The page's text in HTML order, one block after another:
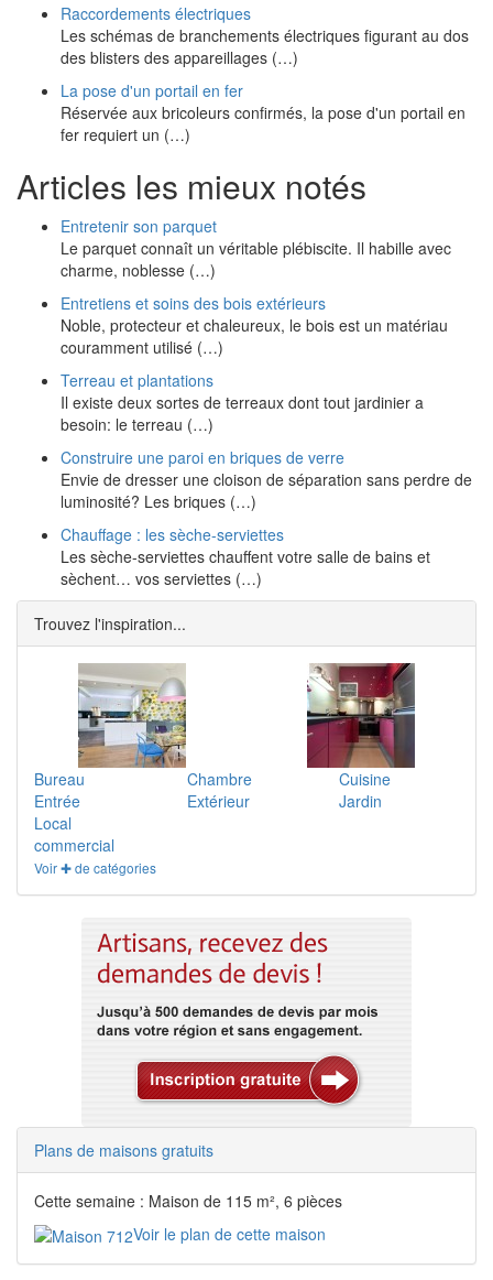
Raccordements électriques
Les schémas de branchements électriques figurant au dos
des blisters des appareillages (…)
La pose d'un portail en fer
Réservée aux bricoleurs confirmés, la pose d'un portail en
fer requiert un (…)
Articles les mieux notés
Entretenir son parquet
Le parquet connaît un véritable plébiscite. Il habille avec
charme, noblesse (…)
Entretiens et soins des bois extérieurs
Noble, protecteur et chaleureux, le bois est un matériau
couramment utilisé (…)
Terreau et plantations
Il existe deux sortes de terreaux dont tout jardinier a
besoin: le terreau (…)
Construire une paroi en briques de verre
Envie de dresser une cloison de séparation sans perdre de
luminosité? Les briques (…)
Chauffage : les sèche-serviettes
Les sèche-serviettes chauffent votre salle de bains et
sèchent… vos serviettes (…)
Trouvez l'inspiration...
Bureau Chambre
Cuisine
Entrée
Extérieur
Jardin
Local
commercial
Voir ✚ de catégories
Plans de maisons gratuits
Cette semaine : Maison de 115 m², 6 pièces
Voir le plan de cette maison